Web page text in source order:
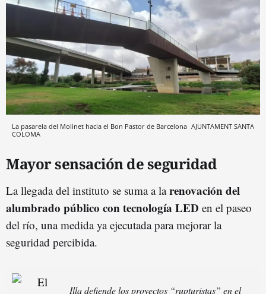
La pasarela del Molinet hacia el Bon Pastor de Barcelona AJUNTAMENT SANTA
COLOMA
Mayor sensación de seguridad
La llegada del instituto se suma a larenovación del
alumbrado público con tecnología LED en el paseo
del río, una medida ya ejecutada para mejorar la
seguridad percibida.
Illa defiende los proyectos “rupturistas” en el